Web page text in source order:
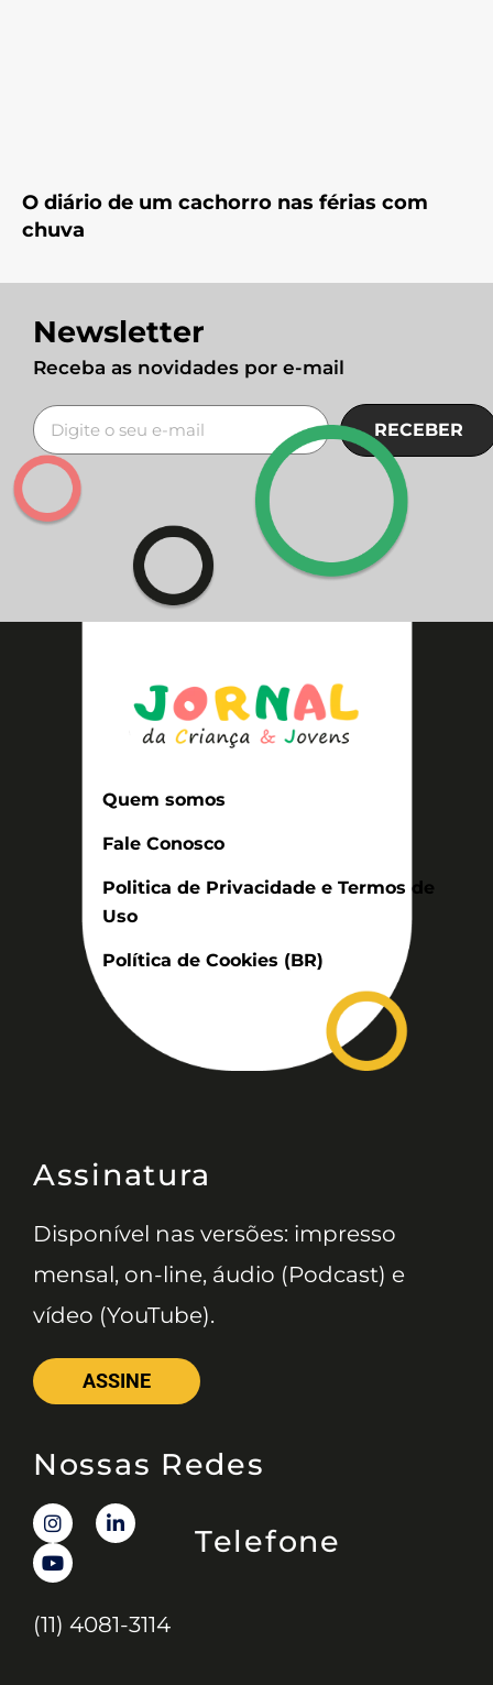
O diário de um cachorro nas férias com
chuva
Newsletter
Receba as novidades por e-mail
RECEBER
Quem somos
Fale Conosco
Politica de Privacidade e Termos de
Uso
Política de Cookies (BR)
Assinatura
Disponível nas versões: impresso
mensal, on-line, áudio (Podcast) e
vídeo (YouTube).
ASSINE
Nossas Redes
Telefone
(11) 4081-3114